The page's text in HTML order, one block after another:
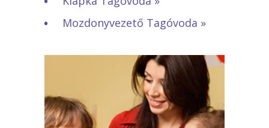
Mozdonyvezető Tagóvoda »